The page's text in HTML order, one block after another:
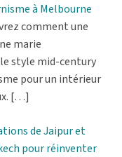
à Melbourne
comment une
marie
style mid-century
pour un intérieur
[…]
de Jaipur et
pour réinventer